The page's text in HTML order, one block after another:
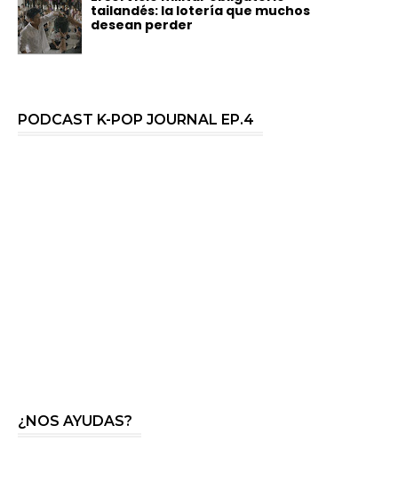
tailandés: la lotería que muchos
desean perder
PODCAST K-POP JOURNAL EP.4
¿NOS AYUDAS?